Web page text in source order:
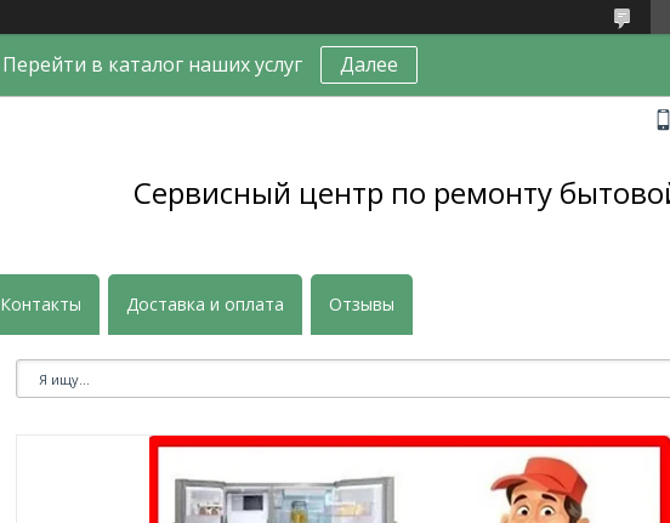
Перейти в каталог наших услуг Далее
Сервисный центр по ремонту
Контакты Доставка и оплата Отзывы